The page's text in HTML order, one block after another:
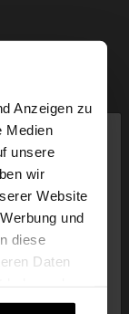
Anzeigen zu
Medien
unsere
wir
Website
und
diese
Daten
zu.